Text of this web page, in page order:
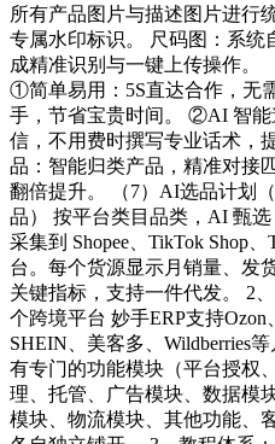
所有产品图片与描述图片进行
专属水印标识。 尺码图：系统
成精准识别与一键上传操作。
①简单易用：5S直达合作，无
手，节省宝贵时间。 ②AI 智能
信，不用费时撰写专业话术，
品：智能归类产品，精准对接
翻倍提升。 （7）AI选品计划
品） 按平台类目品类，AI 甄选
采集到 Shopee、TikTok Shop
台。每个货源显示月销量、发
关键指标，支持一件代发。 2
个跨境平台 妙手ERP支持Ozon
SHEIN、美客多、Wildberries
有专门的功能模块（平台授权
理、托管、广告模块、数据模
模块、物流模块、其他功能、